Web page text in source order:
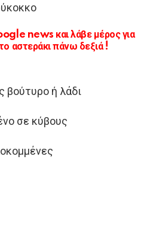
news και λάβε μέρος για
αστεράκι πάνω δεξιά !
βούτυρο ή λάδι
σε κύβους